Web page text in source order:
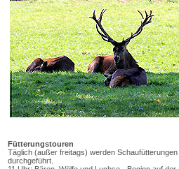
Fütterungstouren
Täglich (außer freitags) werden Schaufütterungen
durchgeführt.